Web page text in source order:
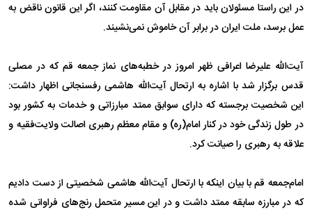
در این راستا مسئولان باید در مقابل آن مقاومت کنند، اگر این قانون ناقض به
عمل برسد، ملت ایران در برابر آن خاموش نمی‌نشیند.
آیت‌الله علیرضا اعرافی ظهر امروز در خطبه‌های نماز جمعه قم که در مصلی
قدس برگزار شد با اشاره به ارتحال آیت‌الله هاشمی رفسنجانی اظهار داشت:
این شخصیت برجسته که دارای سوابق ممتد مبارزاتی و خدمات به کشور بود
در طول زندگی خود در کنار امام(ره) و مقام معظم رهبری اصالت ولایت‌فقیه و
علاقه به رهبری را صیانت کرد.
امام‌جمعه قم با بیان اینکه با ارتحال آیت‌الله هاشمی شخصیتی از دست دادیم
که در مبارزه سابقه ممتد داشت و در این مسیر متحمل رنج‌های فراوانی شده